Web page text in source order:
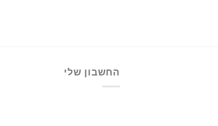
החשבון שלי